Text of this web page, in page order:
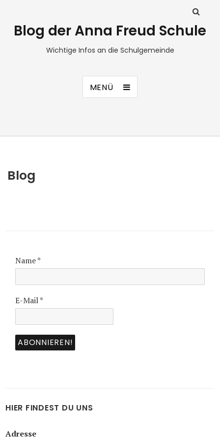
Blog der Anna Freud Schule
Wichtige Infos an die Schulgemeinde
MENÜ
Blog
Name*
E-Mail*
HIER FINDEST DU UNS
Adresse